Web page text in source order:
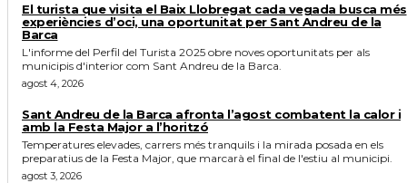
El turista que visita el Baix Llobregat cada vegada busca més
experiències d’oci, una oportunitat per Sant Andreu de la
Barca
L'informe del Perfil del Turista 2025 obre noves oportunitats per als
municipis d'interior com Sant Andreu de la Barca.
agost 4, 2026
Sant Andreu de la Barca afronta l’agost combatent la calor i
amb la Festa Major a l’horitzó
Temperatures elevades, carrers més tranquils i la mirada posada en els
preparatius de la Festa Major, que marcarà el final de l'estiu al municipi.
agost 3, 2026